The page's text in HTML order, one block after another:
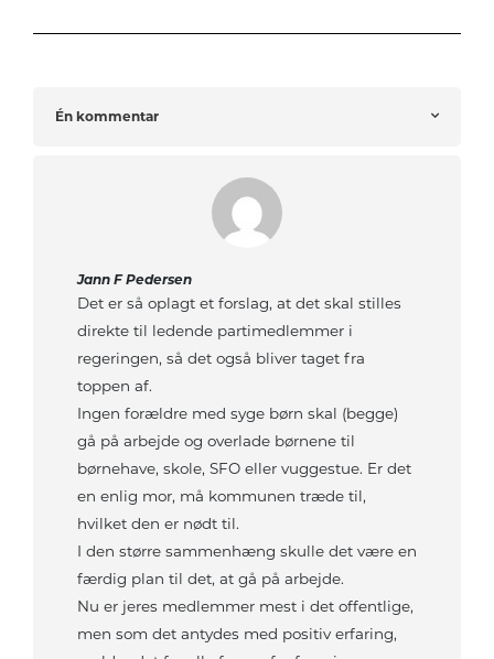
Én kommentar
Jann F Pedersen
Det er så oplagt et forslag, at det skal stilles
direkte til ledende partimedlemmer i
regeringen, så det også bliver taget fra
toppen af.
Ingen forældre med syge børn skal (begge)
gå på arbejde og overlade børnene til
børnehave, skole, SFO eller vuggestue. Er det
en enlig mor, må kommunen træde til,
hvilket den er nødt til.
I den større sammenhæng skulle det være en
færdig plan til det, at gå på arbejde.
Nu er jeres medlemmer mest i det offentlige,
men som det antydes med positiv erfaring,